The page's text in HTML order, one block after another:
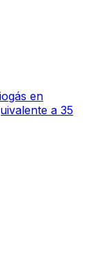
en
a 35